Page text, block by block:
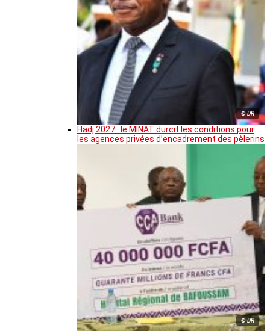
© DR
Hadj 2027 : le MINAT durcit les conditions pour
les agences privées d’encadrement des pèlerins
© DR